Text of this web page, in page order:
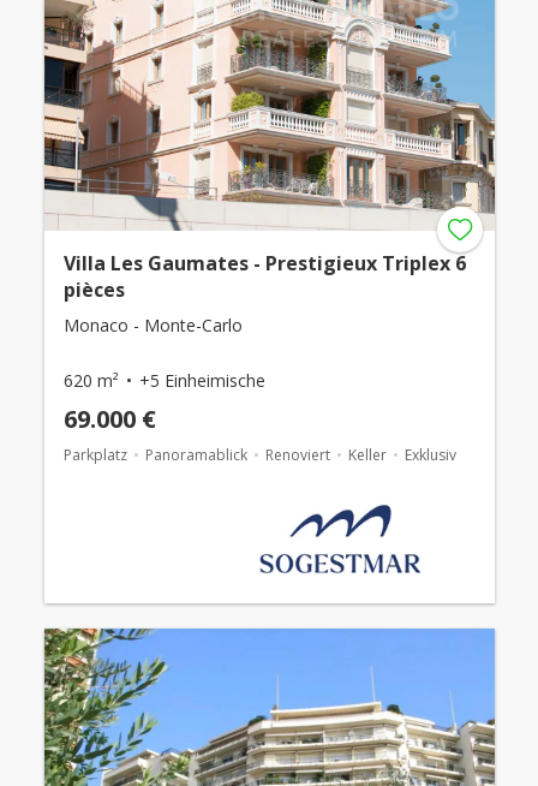
Villa Les Gaumates - Prestigieux Triplex 6
pièces
Monaco - Monte-Carlo
620 m² +5 Einheimische
69.000 €
Parkplatz Panoramablick Renoviert Keller Exklusiv